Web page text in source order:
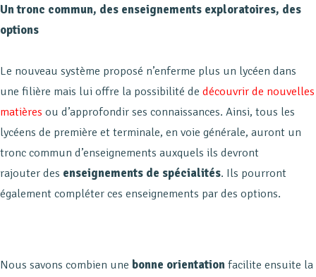
Un tronc commun, des enseignements exploratoires, des
options
Le nouveau système proposé n’enferme plus un lycéen dans
une filière mais lui offre la possibilité de découvrir de nouvelles
matières ou d’approfondir ses connaissances. Ainsi, tous les
lycéens de première et terminale, en voie générale, auront un
tronc commun d’enseignements auxquels ils devront
rajouter des enseignements de spécialités. Ils pourront
également compléter ces enseignements par des options.
Nous savons combien une bonne orientationfacilite ensuite la